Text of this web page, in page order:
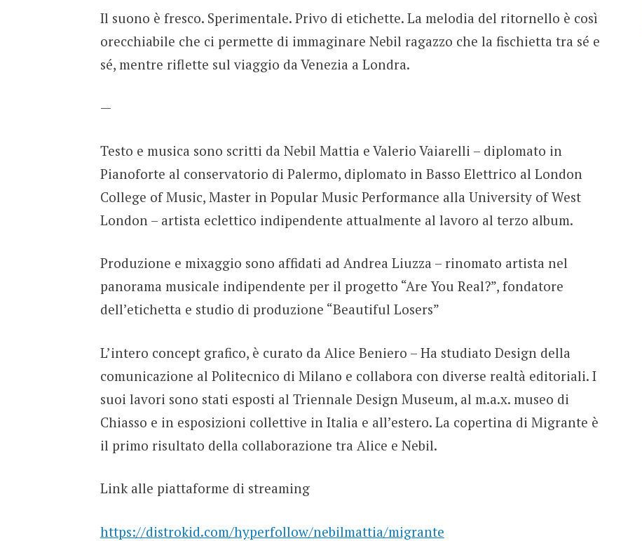
Il suono è fresco. Sperimentale. Privo di etichette. La melodia del ritornello è così
orecchiabile che ci permette di immaginare Nebil ragazzo che la fischietta tra sé e
sé, mentre riflette sul viaggio da Venezia a Londra.
—
Testo e musica sono scritti da Nebil Mattia e Valerio Vaiarelli – diplomato in
Pianoforte al conservatorio di Palermo, diplomato in Basso Elettrico al London
College of Music, Master in Popular Music Performance alla University of West
London – artista eclettico indipendente attualmente al lavoro al terzo album.
Produzione e mixaggio sono affidati ad Andrea Liuzza – rinomato artista nel
panorama musicale indipendente per il progetto “Are You Real?”, fondatore
dell’etichetta e studio di produzione “Beautiful Losers”
L’intero concept grafico, è curato da Alice Beniero – Ha studiato Design della
comunicazione al Politecnico di Milano e collabora con diverse realtà editoriali. I
suoi lavori sono stati esposti al Triennale Design Museum, al m.a.x. museo di
Chiasso e in esposizioni collettive in Italia e all’estero. La copertina di Migrante è
il primo risultato della collaborazione tra Alice e Nebil.
Link alle piattaforme di streaming
https://distrokid.com/hyperfollow/nebilmattia/migrante